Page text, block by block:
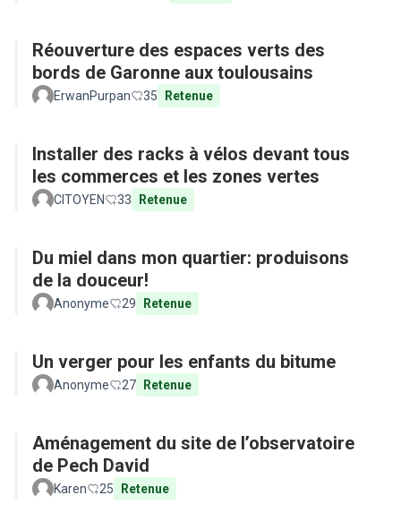
Réouverture des espaces verts des
bords de Garonne aux toulousains
ErwanPurpan 35 Retenue
Installer des racks à vélos devant tous
les commerces et les zones vertes
CITOYEN 33 Retenue
Du miel dans mon quartier: produisons
de la douceur!
Anonyme 29 Retenue
Un verger pour les enfants du bitume
Anonyme 27 Retenue
Aménagement du site de l’observatoire
de Pech David
Karen 25 Retenue